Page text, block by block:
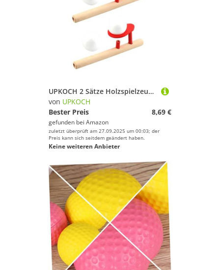
UPKOCH 2 Sätze Holzspielzeug Schwebender Ball Pustespiel für Eltern Junge Mädchen Kommunikation Atemkontrolle Lippenmuskeltraining Sicheres Pädagogisches für Familie Kindergarten
von UPKOCH
Bester Preis
8,69 €
gefunden bei Amazon
zuletzt überprüft am 27.09.2025 um 00:03; der
Preis kann sich seitdem geändert haben.
Keine weiteren Anbieter